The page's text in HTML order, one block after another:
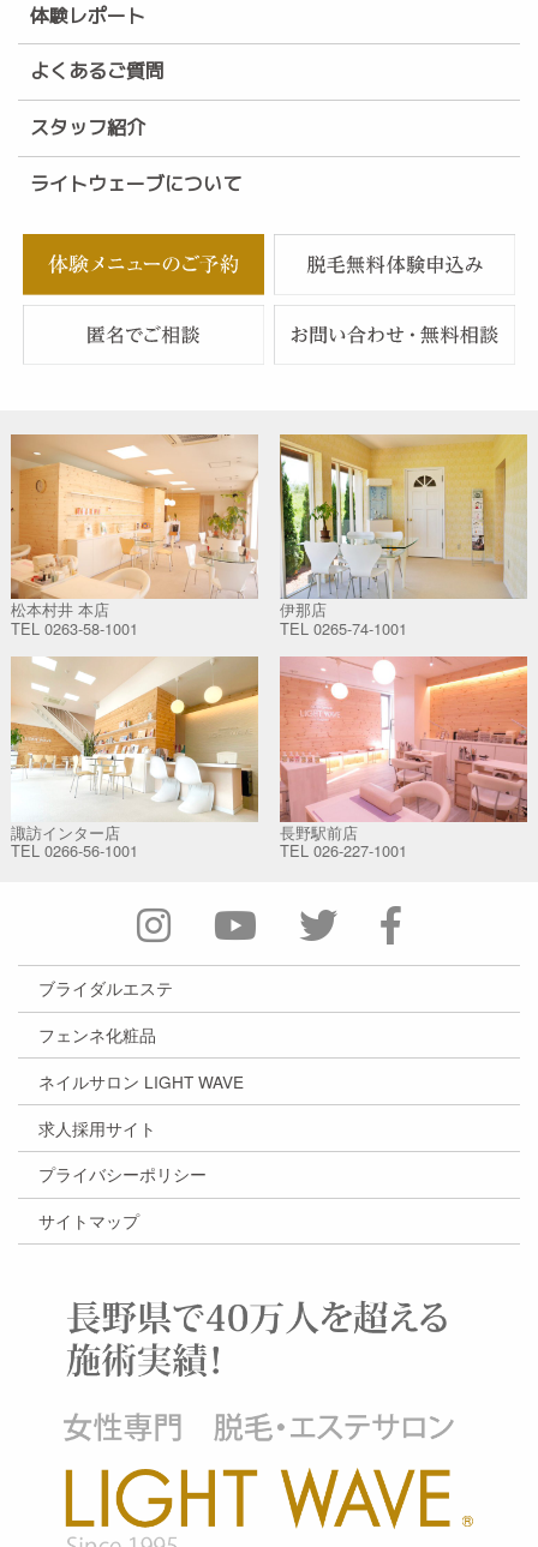
体験レポート
よくあるご質問
スタッフ紹介
ライトウェーブについて
松本村井 本店
TEL 0263-58-1001
伊那店
TEL 0265-74-1001
諏訪インター店
TEL 0266-56-1001
長野駅前店
TEL 026-227-1001
ブライダルエステ
フェンネ化粧品
ネイルサロン LIGHT WAVE
求人採用サイト
プライバシーポリシー
サイトマップ